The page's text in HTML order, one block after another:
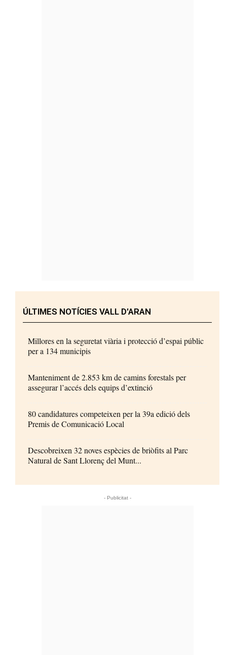
ÚLTIMES NOTÍCIES VALL D'ARAN
Millores en la seguretat viària i protecció d’espai públic
per a 134 municipis
Manteniment de 2.853 km de camins forestals per
assegurar l’accés dels equips d’extinció
80 candidatures competeixen per la 39a edició dels
Premis de Comunicació Local
Descobreixen 32 noves espècies de briòfits al Parc
Natural de Sant Llorenç del Munt...
- Publicitat -